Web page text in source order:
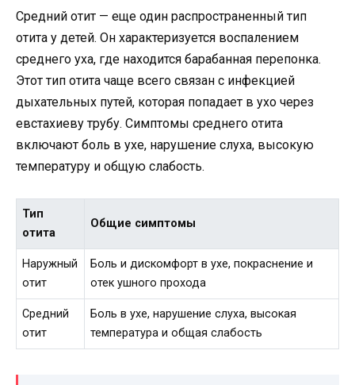
Средний отит — еще один распространенный тип
отита у детей. Он характеризуется воспалением
среднего уха, где находится барабанная перепонка.
Этот тип отита чаще всего связан с инфекцией
дыхательных путей, которая попадает в ухо через
евстахиеву трубу. Симптомы среднего отита
включают боль в ухе, нарушение слуха, высокую
температуру и общую слабость.
Тип
отита
Общие симптомы
Наружный
отит
Боль и дискомфорт в ухе, покраснение и
отек ушного прохода
Средний
отит
Боль в ухе, нарушение слуха, высокая
температура и общая слабость